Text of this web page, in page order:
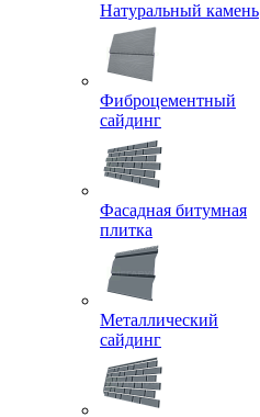
Натуральный камень
Фиброцементный
сайдинг
Фасадная битумная
плитка
Металлический
сайдинг